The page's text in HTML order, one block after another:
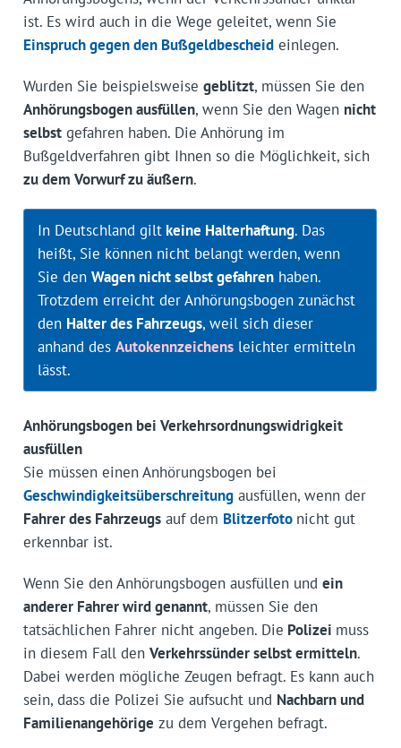
ist. Es wird auch in die Wege geleitet, wenn Sie
Einspruch gegen den Bußgeldbescheideinlegen.
Wurden Sie beispielsweise geblitzt, müssen Sie den
Anhörungsbogen ausfüllen, wenn Sie den Wagen nicht
selbstgefahren haben. Die Anhörung im
Bußgeldverfahren gibt Ihnen so die Möglichkeit, sich
zu dem Vorwurf zu äußern.
In Deutschland giltkeine Halterhaftung. Das
heißt, Sie können nicht belangt werden, wenn
Sie den Wagen nicht selbst gefahrenhaben.
Trotzdem erreicht der Anhörungsbogen zunächst
den Halter des Fahrzeugs, weil sich dieser
anhand des Autokennzeichensleichter ermitteln
lässt.
Anhörungsbogen bei Verkehrsordnungswidrigkeit
ausfüllen
Sie müssen einen Anhörungsbogen bei
Geschwindigkeitsüberschreitungausfüllen, wenn der
Fahrer des Fahrzeugsauf dem Blitzerfoto nicht gut
erkennbar ist.
Wenn Sie den Anhörungsbogen ausfüllen und ein
anderer Fahrer wird genannt, müssen Sie den
tatsächlichen Fahrer nicht angeben. Die Polizei muss
in diesem Fall den Verkehrssünder selbst ermitteln.
Dabei werden mögliche Zeugen befragt. Es kann auch
sein, dass die Polizei Sie aufsucht und Nachbarn und
Familienangehörige zu dem Vergehen befragt.